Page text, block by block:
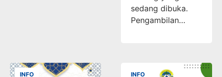
sedang dibuka.
Pengambilan…
INFO INFO